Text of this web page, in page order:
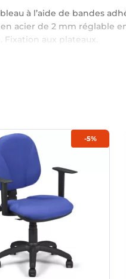
à l’aide de bandes
acier de 2 mm réglable
Fixation aux plateaux.
-5%